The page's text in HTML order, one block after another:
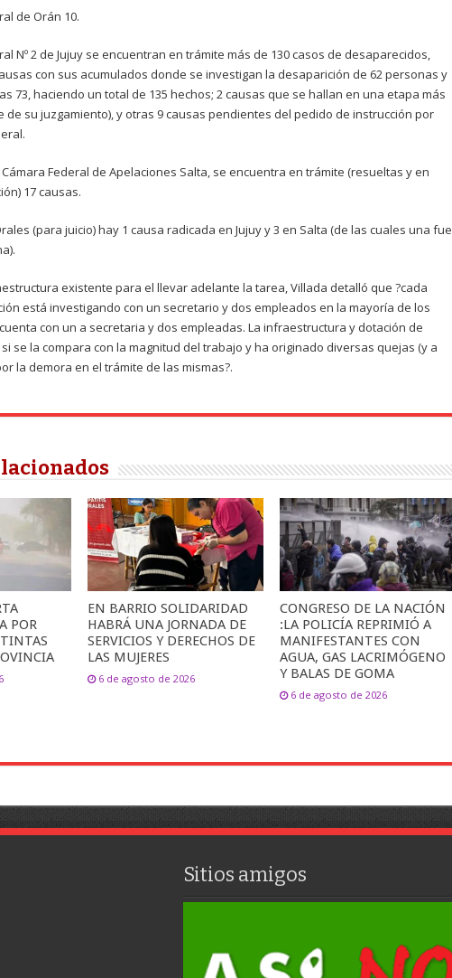
de Orán 10.
Nº 2 de Jujuy se encuentran en trámite más de 130 casos de desaparecidos,
con sus acumulados donde se investigan la desaparición de 62 personas y
73, haciendo un total de 135 hechos; 2 causas que se hallan en una etapa más
de su juzgamiento), y otras 9 causas pendientes del pedido de instrucción por
Federal de Apelaciones Salta, se encuentra en trámite (resueltas y en
17 causas.
(para juicio) hay 1 causa radicada en Jujuy y 3 en Salta (de las cuales una fue
existente para el llevar adelante la tarea, Villada detalló que ?cada
está investigando con un secretario y dos empleados en la mayoría de los
con un a secretaria y dos empleadas. La infraestructura y dotación de
se la compara con la magnitud del trabajo y ha originado diversas quejas (y a
la demora en el trámite de las mismas?.
POR
EN BARRIO SOLIDARIDAD
HABRÁ UNA JORNADA DE
SERVICIOS Y DERECHOS DE
LAS MUJERES
6 de agosto de 2026
CONGRESO DE LA NACIÓN
:LA POLICÍA REPRIMIÓ A
MANIFESTANTES CON
AGUA, GAS LACRIMÓGENO
Y BALAS DE GOMA
6 de agosto de 2026
Sitios amigos